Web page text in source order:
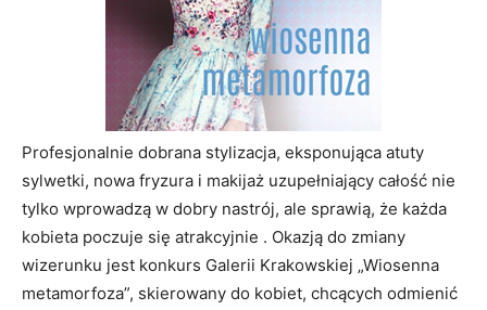
Profesjonalnie dobrana stylizacja, eksponująca atuty
sylwetki, nowa fryzura i makijaż uzupełniający całość nie
tylko wprowadzą w dobry nastrój, ale sprawią, że każda
kobieta poczuje się atrakcyjnie . Okazją do zmiany
wizerunku jest konkurs Galerii Krakowskiej „Wiosenna
metamorfoza”, skierowany do kobiet, chcących odmienić